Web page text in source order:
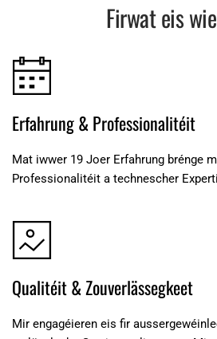
Firwat eis
Erfahrung & Professionalitéit
Mat iwwer 19 Joer Erfahrung brénge
Professionalitéit a technescher
Qualitéit & Zouverlässegkeet
Mir engagéieren eis fir